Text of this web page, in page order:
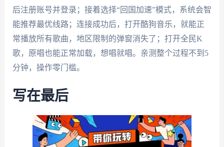
后注册账号并登录；接着选择“回国加速”模式，系统会智
能推荐最优线路；连接成功后，打开酷狗音乐，就能正
常播放所有歌曲，地区限制的弹窗消失了；打开全民K
歌，原唱也能正常加载，想唱就唱。亲测整个过程不到5
分钟，操作零门槛。
写在最后